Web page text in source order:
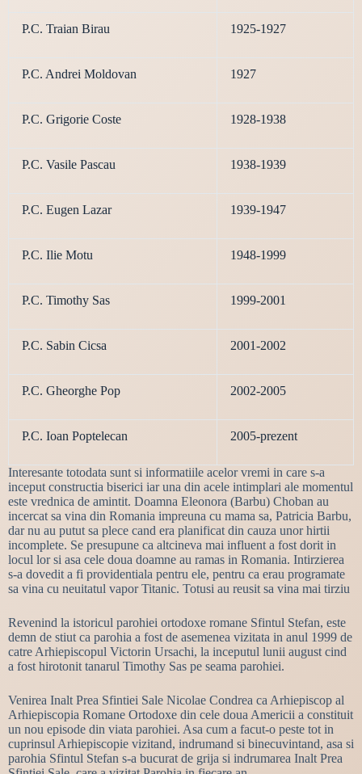
P.C. Traian Birau 1925-1927
P.C. Andrei Moldovan 1927
P.C. Grigorie Coste 1928-1938
P.C. Vasile Pascau 1938-1939
P.C. Eugen Lazar 1939-1947
P.C. Ilie Motu 1948-1999
P.C. Timothy Sas 1999-2001
P.C. Sabin Cicsa 2001-2002
P.C. Gheorghe Pop 2002-2005
P.C. Ioan Poptelecan 2005-prezent
Interesante totodata sunt si informatiile acelor vremi in care s-a
inceput constructia biserici iar una din acele intimplari ale momentul
este vrednica de amintit. Doamna Eleonora (Barbu) Choban au
incercat sa vina din Romania impreuna cu mama sa, Patricia Barbu,
dar nu au putut sa plece cand era planificat din cauza unor hirtii
incomplete. Se presupune ca altcineva mai influent a fost dorit in
locul lor si asa cele doua doamne au ramas in Romania. Intirzierea
s-a dovedit a fi providentiala pentru ele, pentru ca erau programate
sa vina cu neuitatul vapor Titanic. Totusi au reusit sa vina mai tirziu
Revenind la istoricul parohiei ortodoxe romane Sfintul Stefan, este
demn de stiut ca parohia a fost de asemenea vizitata in anul 1999 de
catre Arhiepiscopul Victorin Ursachi, la inceputul lunii august cind
a fost hirotonit tanarul Timothy Sas pe seama parohiei.
Venirea Inalt Prea Sfintiei Sale Nicolae Condrea ca Arhiepiscop al
Arhiepiscopia Romane Ortodoxe din cele doua Americii a constituit
un nou episode din viata parohiei. Asa cum a facut-o peste tot in
cuprinsul Arhiepiscopie vizitand, indrumand si binecuvintand, asa si
parohia Sfintul Stefan s-a bucurat de grija si indrumarea Inalt Prea